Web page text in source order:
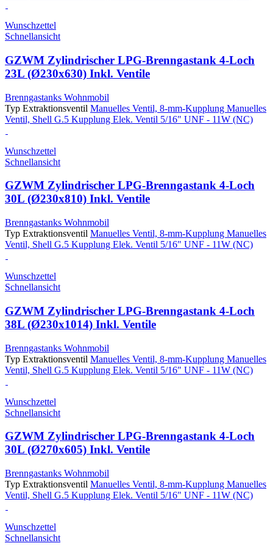
Wunschzettel
Schnellansicht
GZWM Zylindrischer LPG-Brenngastank 4-Loch
23L (Ø230x630) Inkl. Ventile
Brenngastanks Wohnmobil
Typ Extraktionsventil Manuelles Ventil, 8-mm-Kupplung Manuelles
Ventil, Shell G.5 Kupplung Elek. Ventil 5/16" UNF - 11W (NC)
Wunschzettel
Schnellansicht
GZWM Zylindrischer LPG-Brenngastank 4-Loch
30L (Ø230x810) Inkl. Ventile
Brenngastanks Wohnmobil
Typ Extraktionsventil Manuelles Ventil, 8-mm-Kupplung Manuelles
Ventil, Shell G.5 Kupplung Elek. Ventil 5/16" UNF - 11W (NC)
Wunschzettel
Schnellansicht
GZWM Zylindrischer LPG-Brenngastank 4-Loch
38L (Ø230x1014) Inkl. Ventile
Brenngastanks Wohnmobil
Typ Extraktionsventil Manuelles Ventil, 8-mm-Kupplung Manuelles
Ventil, Shell G.5 Kupplung Elek. Ventil 5/16" UNF - 11W (NC)
Wunschzettel
Schnellansicht
GZWM Zylindrischer LPG-Brenngastank 4-Loch
30L (Ø270x605) Inkl. Ventile
Brenngastanks Wohnmobil
Typ Extraktionsventil Manuelles Ventil, 8-mm-Kupplung Manuelles
Ventil, Shell G.5 Kupplung Elek. Ventil 5/16" UNF - 11W (NC)
Wunschzettel
Schnellansicht